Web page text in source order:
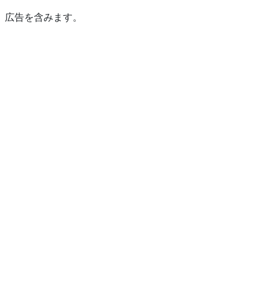
広告を含みます。